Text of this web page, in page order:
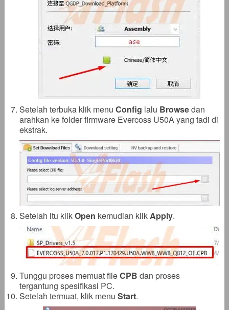
Setelah terbuka klik menu Config lalu Browsedan
arahkan ke folder firmware Evercoss U50A yang tadi di
ekstrak.
Setelah itu klikOpen kemudian klik Apply.
Tunggu proses memuat fileCPB dan proses
tergantung spesifikasi PC.
Setelah termuat, klik menu Start.